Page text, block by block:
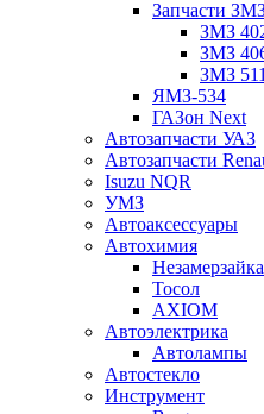
Запчасти
ЗМЗ
ЗМЗ
ЗМЗ 511
ЯМЗ-534
ГАЗон Next
Автозапчасти УАЗ
Автозапчасти
Isuzu NQR
УМЗ
Автоаксессуары
Автохимия
Незамерзайка
Тосол
AXIOM
Автоэлектрика
Автолампы
Автостекло
Инструмент